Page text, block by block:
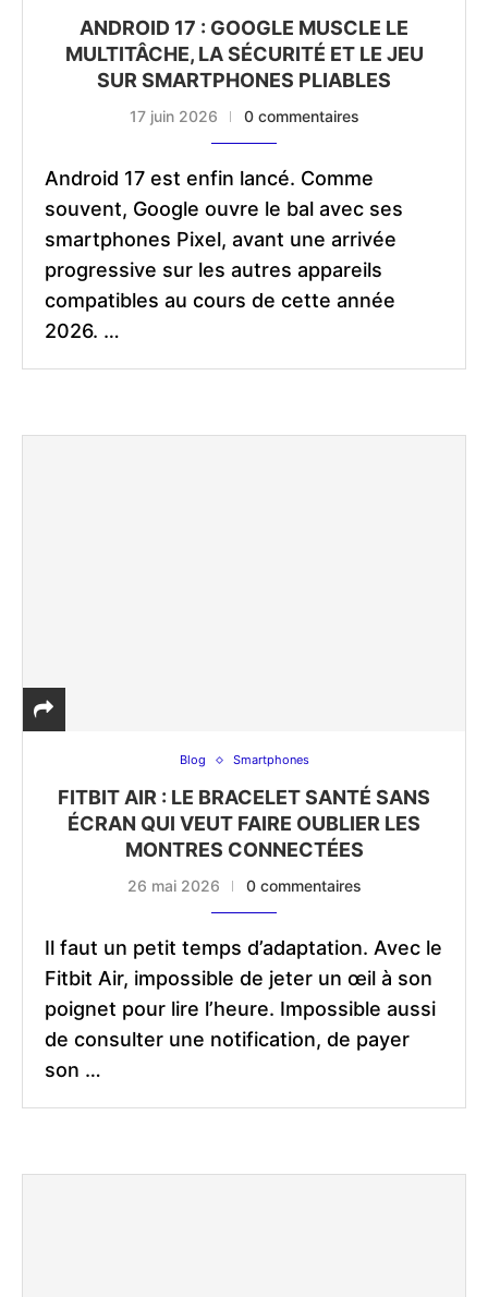
ANDROID 17 : GOOGLE MUSCLE LE
MULTITÂCHE, LA SÉCURITÉ ET LE JEU
SUR SMARTPHONES PLIABLES
17 juin 2026 0 commentaires
Android 17 est enfin lancé. Comme
souvent, Google ouvre le bal avec ses
smartphones Pixel, avant une arrivée
progressive sur les autres appareils
compatibles au cours de cette année
2026. …
Blog Smartphones
FITBIT AIR : LE BRACELET SANTÉ SANS
ÉCRAN QUI VEUT FAIRE OUBLIER LES
MONTRES CONNECTÉES
26 mai 2026 0 commentaires
Il faut un petit temps d’adaptation. Avec le
Fitbit Air, impossible de jeter un œil à son
poignet pour lire l’heure. Impossible aussi
de consulter une notification, de payer
son …